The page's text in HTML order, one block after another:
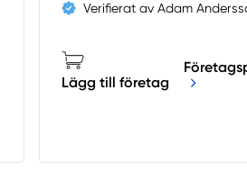
Verifierat av Adam
Lägg till företag